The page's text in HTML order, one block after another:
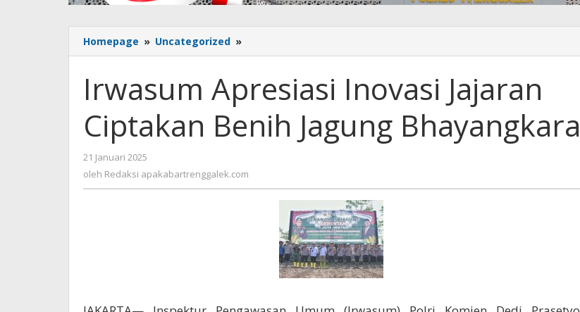
Homepage » Uncategorized »
Apresiasi
Jajaran
Ciptakan
Benih
Jagung
Bhayangkara
Irwasum Apresiasi Inovasi Jajaran
Ciptakan Benih Jagung Bhayangkara
21 Januari 2025
Redaksi
apakabartrenggalek.com
oleh Redaksi apakabartrenggalek.com